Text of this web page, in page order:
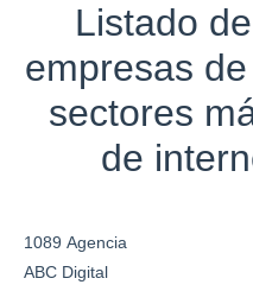
Listado
empresas
sectores
de
1089 Agencia
ABC Digital